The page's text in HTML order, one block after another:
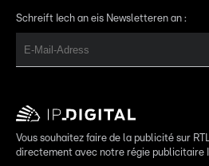
Schreift Iech an eis Newsletteren an :
Vous souhaitez faire de la publicité sur
directement avec notre régie publicitaire